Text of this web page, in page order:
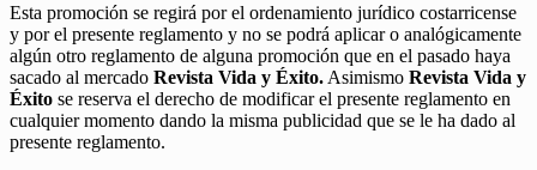
Esta promoción se regirá por el ordenamiento jurídico costarricense
y por el presente reglamento y no se podrá aplicar o analógicamente
algún otro reglamento de alguna promoción que en el pasado haya
sacado al mercado Revista Vida y Éxito. Asimismo Revista Vida y
Éxito se reserva el derecho de modificar el presente reglamento en
cualquier momento dando la misma publicidad que se le ha dado al
presente reglamento.